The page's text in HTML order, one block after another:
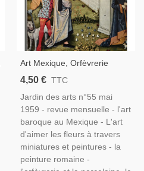
Art Mexique, Orfèvrerie
Porcelaine Anglaise, Rome
Flamand,- Jardin Des Arts
N°55 Mai 1959 -
4,50 € TTC
Jardin des arts n°55 mai
1959 - revue mensuelle - l'art
baroque au Mexique - L'art
d'aimer les fleurs à travers
miniatures et peintures - la
peinture romaine -